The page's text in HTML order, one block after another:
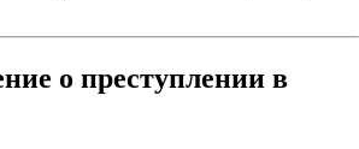
о преступлении в